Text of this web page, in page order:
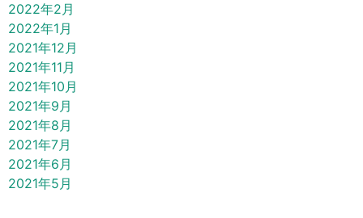
2022年2月
2022年1月
2021年12月
2021年11月
2021年10月
2021年9月
2021年8月
2021年7月
2021年6月
2021年5月